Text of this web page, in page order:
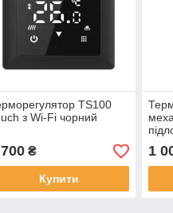
TS100
з Wi-Fi чорний
₴
Купити
H
1